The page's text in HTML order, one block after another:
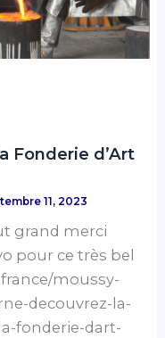
Fonderie d’Art
11, 2023
grand merci
pour ce très bel
moussy-
decouvrez-la-
fonderie-dart-